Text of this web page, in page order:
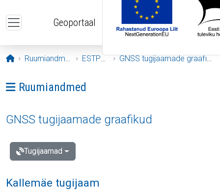
Geoportaal
Avaleht
Ruumiandmed ESTPOS GNSS tugijaamade graafikud
Ava menüü: Ruumiandmed
Ruumiandmed
GNSS tugijaamade graafikud
Tugijaamad
Kallemäe tugijaam